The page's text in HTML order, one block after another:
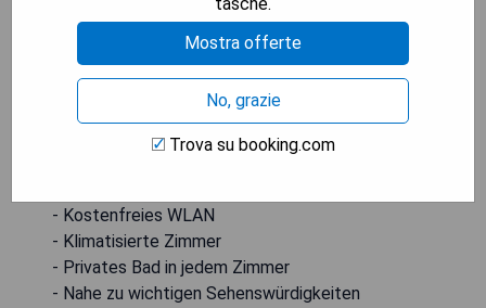
verfügen über einen Schreibtisch sowie
Bettwäsche und Handtücher. National Harbor ist
14 km entfernt, während die Christ Church in
Alexandria 17 km weit weg ist. Der
nächstgelegene Flughafen ist der Ronald Reagan
Washington National Airport, der sich 22 km vom
- Kostenfreies WLAN
- Klimatisierte Zimmer
- Privates Bad in jedem Zimmer
- Nahe zu wichtigen Sehenswürdigkeiten
Mostra offerte
No, grazie
Trova su booking.com